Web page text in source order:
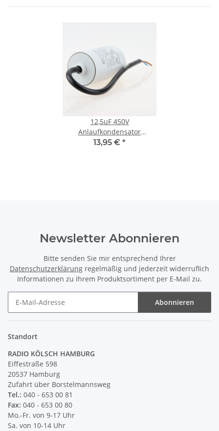
12,5uF 450V
Anlaufkondensator
Betriebskondensator
13,95 € *
Newsletter Abonnieren
Bitte senden Sie mir entsprechend Ihrer
Datenschutzerklärung regelmäßig und jederzeit widerruflich
Informationen zu Ihrem Produktsortiment per E-Mail zu.
Abonnieren
Standort
RADIO KÖLSCH HAMBURG
Eiffestraße 598
20537 Hamburg
Zufahrt über Borstelmannsweg
Tel.: 040 - 653 00 81
Fax: 040 - 653 00 80
Mo.-Fr. von 9-17 Uhr
Sa. von 10-14 Uhr